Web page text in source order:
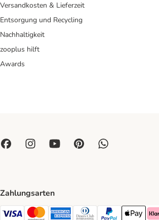
Versandkosten & Lieferzeit
Entsorgung und Recycling
Nachhaltigkeit
zooplus hilft
Awards
Zahlungsarten